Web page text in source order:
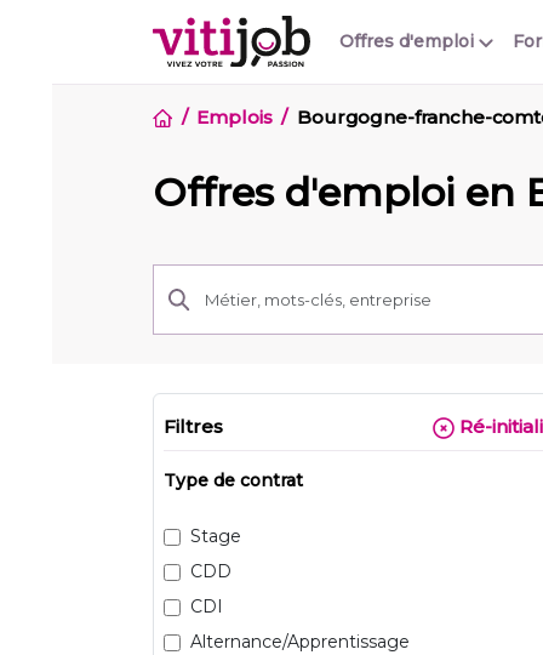
Offres d'emploi
Emplois Bourgogne-franche-
Offres d'emploi en
Filtres Ré-
Type de contrat
Stage
CDD
CDI
Alternance/Apprentissage